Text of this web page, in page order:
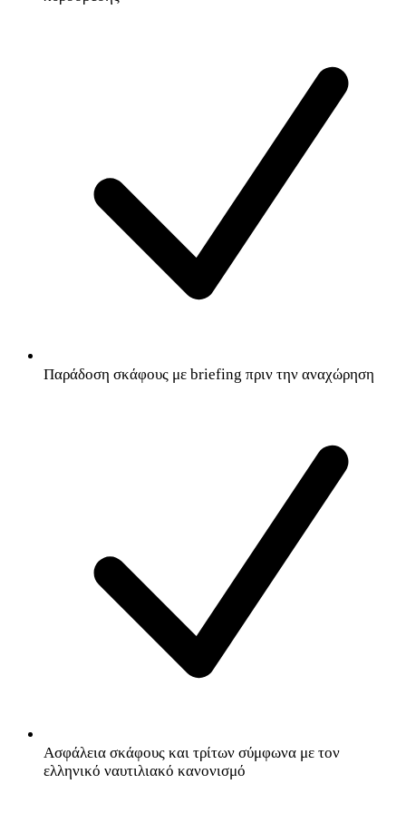
Παράδοση σκάφους με briefing πριν την αναχώρηση
Ασφάλεια σκάφους και τρίτων σύμφωνα με τον
ελληνικό ναυτιλιακό κανονισμό